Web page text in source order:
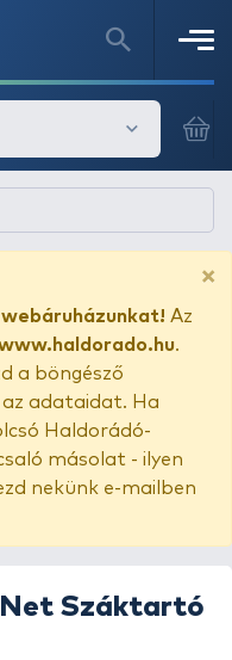
×
Az
.
a böngésző
adataidat. Ha
Haldorádó-
másolat - ilyen
nekünk e-mailben
Száktartó